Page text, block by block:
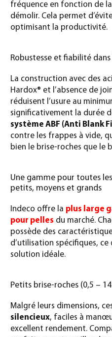
fréquence en fonction de
démolir. Cela permet
optimisant la productivité.
Robustesse et fiabilité
La construction avec des
Hardox® et l’absence de
réduisent l’usure au
significativement la durée
système ABF (Anti Blank
contre les frappes à vide,
bien le brise-roches que le
Une gamme pour toutes
petits, moyens et grands
Indeco offre la plus large
pour pelles du marché.
possède des
d’utilisation spécifiques,
solution idéale.
Petits brise-roches (0,5 –
Malgré leurs dimensions,
silencieux, faciles à
excellent rendement.